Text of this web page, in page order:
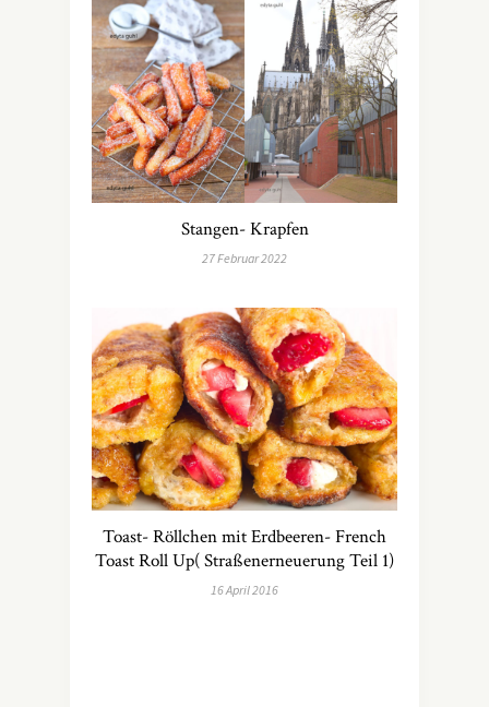
Stangen- Krapfen
27 Februar 2022
Toast- Röllchen mit Erdbeeren- French
Toast Roll Up( Straßenerneuerung Teil 1)
16 April 2016